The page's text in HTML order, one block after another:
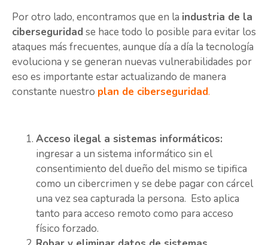
Por otro lado, encontramos que en la industria de la
ciberseguridad se hace todo lo posible para evitar los
ataques más frecuentes, aunque día a día la tecnología
evoluciona y se generan nuevas vulnerabilidades por
eso es importante estar actualizando de manera
constante nuestro plan de ciberseguridad.
Acceso ilegal a sistemas informáticos:
ingresar a un sistema informático sin el
consentimiento del dueño del mismo se tipifica
como un cibercrimen y se debe pagar con cárcel
una vez sea capturada la persona. Esto aplica
tanto para acceso remoto como para acceso
físico forzado.